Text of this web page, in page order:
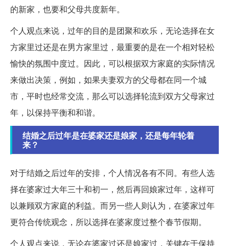
的新家，也要和父母共度新年。
个人观点来说，过年的目的是团聚和欢乐，无论选择在女
方家里过还是在男方家里过，最重要的是在一个相对轻松
愉快的氛围中度过。因此，可以根据双方家庭的实际情况
来做出决策，例如，如果夫妻双方的父母都在同一个城
市，平时也经常交流，那么可以选择轮流到双方父母家过
年，以保持平衡和和谐。
结婚之后过年是在婆家还是娘家，还是每年轮着
来？
对于结婚之后过年的安排，个人情况各有不同。有些人选
择在婆家过大年三十和初一，然后再回娘家过年，这样可
以兼顾双方家庭的利益。而另一些人则认为，在婆家过年
更符合传统观念，所以选择在婆家度过整个春节假期。
个人观点来说，无论在婆家过还是娘家过，关键在于保持